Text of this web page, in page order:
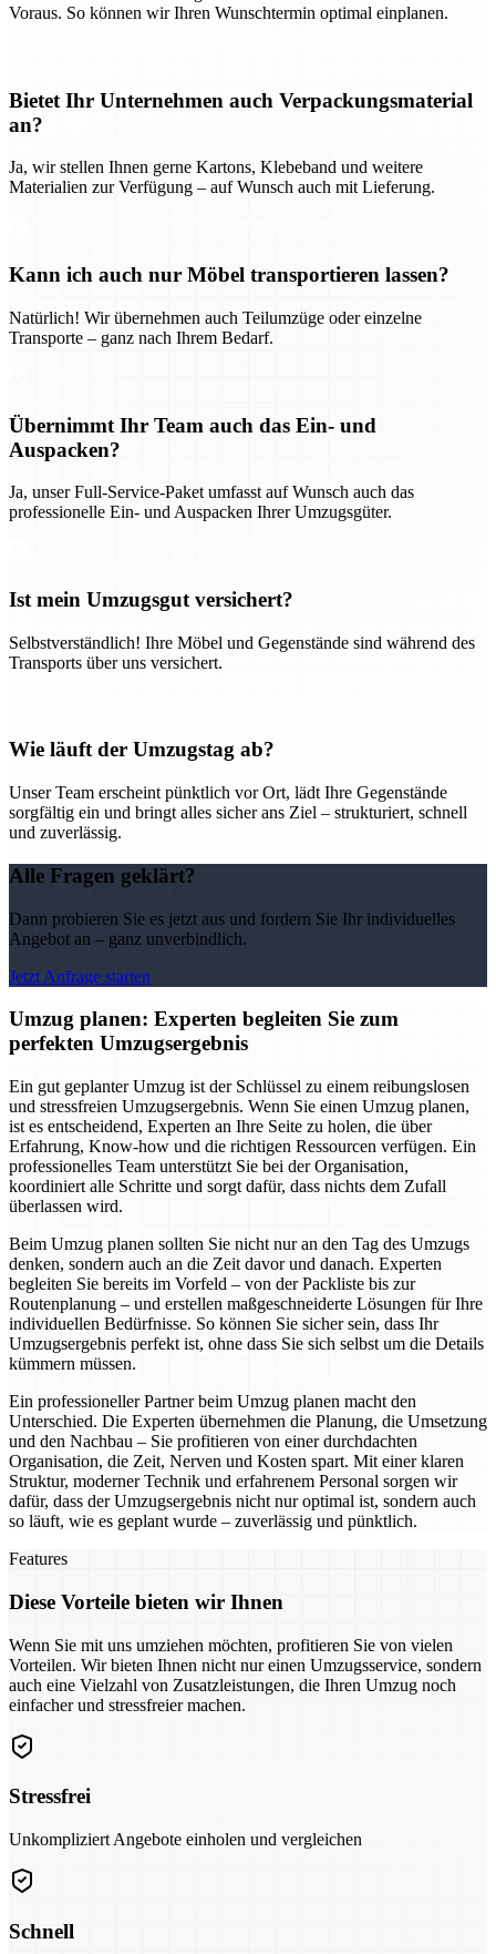
Voraus. So können wir Ihren Wunschtermin optimal einplanen.
Bietet Ihr Unternehmen auch Verpackungsmaterial
an?
Ja, wir stellen Ihnen gerne Kartons, Klebeband und weitere
Materialien zur Verfügung – auf Wunsch auch mit Lieferung.
Kann ich auch nur Möbel transportieren lassen?
Natürlich! Wir übernehmen auch Teilumzüge oder einzelne
Transporte – ganz nach Ihrem Bedarf.
Übernimmt Ihr Team auch das Ein- und
Auspacken?
Ja, unser Full-Service-Paket umfasst auf Wunsch auch das
professionelle Ein- und Auspacken Ihrer Umzugsgüter.
Ist mein Umzugsgut versichert?
Selbstverständlich! Ihre Möbel und Gegenstände sind während des
Transports über uns versichert.
Wie läuft der Umzugstag ab?
Unser Team erscheint pünktlich vor Ort, lädt Ihre Gegenstände
sorgfältig ein und bringt alles sicher ans Ziel – strukturiert, schnell
und zuverlässig.
Alle Fragen geklärt?
Dann probieren Sie es jetzt aus und fordern Sie Ihr individuelles
Angebot an – ganz unverbindlich.
Jetzt Anfrage starten
Umzug planen: Experten begleiten Sie zum
perfekten Umzugsergebnis
Ein gut geplanter Umzug ist der Schlüssel zu einem reibungslosen
und stressfreien Umzugsergebnis. Wenn Sie einen Umzug planen,
ist es entscheidend, Experten an Ihre Seite zu holen, die über
Erfahrung, Know-how und die richtigen Ressourcen verfügen. Ein
professionelles Team unterstützt Sie bei der Organisation,
koordiniert alle Schritte und sorgt dafür, dass nichts dem Zufall
überlassen wird.
Beim Umzug planen sollten Sie nicht nur an den Tag des Umzugs
denken, sondern auch an die Zeit davor und danach. Experten
begleiten Sie bereits im Vorfeld – von der Packliste bis zur
Routenplanung – und erstellen maßgeschneiderte Lösungen für Ihre
individuellen Bedürfnisse. So können Sie sicher sein, dass Ihr
Umzugsergebnis perfekt ist, ohne dass Sie sich selbst um die Details
kümmern müssen.
Ein professioneller Partner beim Umzug planen macht den
Unterschied. Die Experten übernehmen die Planung, die Umsetzung
und den Nachbau – Sie profitieren von einer durchdachten
Organisation, die Zeit, Nerven und Kosten spart. Mit einer klaren
Struktur, moderner Technik und erfahrenem Personal sorgen wir
dafür, dass der Umzugsergebnis nicht nur optimal ist, sondern auch
so läuft, wie es geplant wurde – zuverlässig und pünktlich.
Features
Diese Vorteile bieten wir Ihnen
Wenn Sie mit uns umziehen möchten, profitieren Sie von vielen
Vorteilen. Wir bieten Ihnen nicht nur einen Umzugsservice, sondern
auch eine Vielzahl von Zusatzleistungen, die Ihren Umzug noch
einfacher und stressfreier machen.
Stressfrei
Unkompliziert Angebote einholen und vergleichen
Schnell